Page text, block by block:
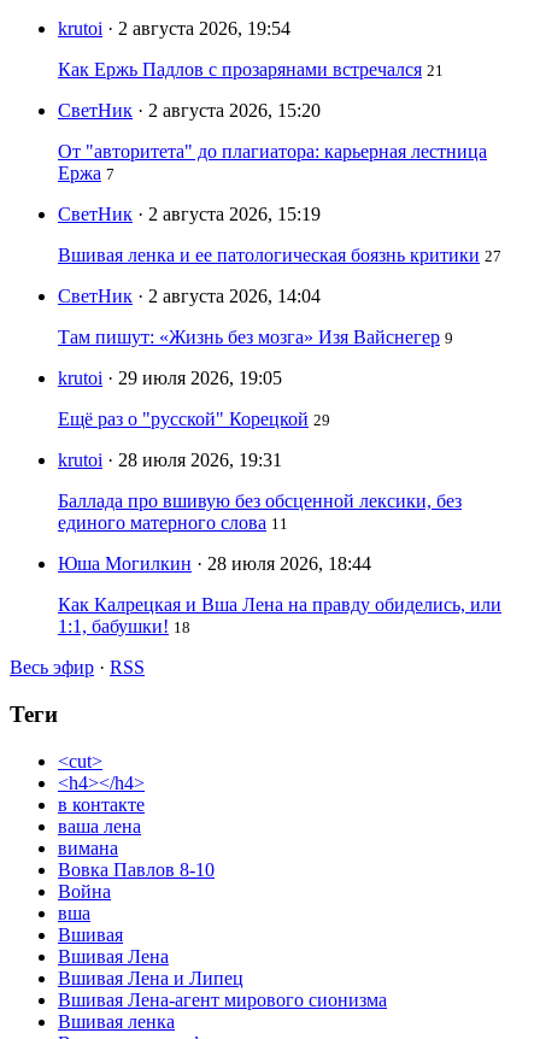
krutoi · 2 августа 2026, 19:54
Как Ержь Падлов с прозарянами встречался 21
СветНик · 2 августа 2026, 15:20
От "авторитета" до плагиатора: карьерная лестница
Ержа 7
СветНик · 2 августа 2026, 15:19
Вшивая ленка и ее патологическая боязнь критики 27
СветНик · 2 августа 2026, 14:04
Там пишут: «Жизнь без мозга» Изя Вайснегер 9
krutoi · 29 июля 2026, 19:05
Ещё раз о "русской" Корецкой 29
krutoi · 28 июля 2026, 19:31
Баллада про вшивую без обсценной лексики, без
единого матерного слова 11
Юша Могилкин · 28 июля 2026, 18:44
Как Калрецкая и Вша Лена на правду обиделись, или
1:1, бабушки! 18
Весь эфир · RSS
Теги
<cut>
<h4></h4>
в контакте
ваша лена
вимана
Вовка Павлов 8-10
Война
вша
Вшивая
Вшивая Лена
Вшивая Лена и Липец
Вшивая Лена-агент мирового сионизма
Вшивая ленка